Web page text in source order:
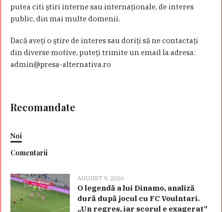
putea citi ştiri interne sau internaţionale, de interes
public, din mai multe domenii.
Dacă aveţi o ştire de interes sau doriţi să ne contactaţi
din diverse motive, puteţi trimite un email la adresa:
admin@presa-alternativa.ro
Recomandate
Noi
Comentarii
AUGUST 9, 2026
O legendă a lui Dinamo, analiză
dură după jocul cu FC Voulntari.
„Un regres, iar scorul e exagerat”